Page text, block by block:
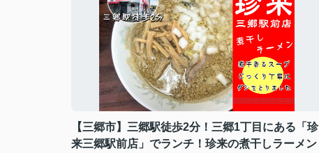
【三郷市】三郷駅徒歩2分！三郷1丁目にある「珍
来三郷駅前店」でランチ！珍来の煮干しラーメン